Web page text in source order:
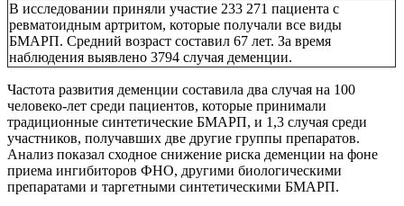
В исследовании приняли участие 233 271 пациента с
ревматоидным артритом, которые получали все виды
БМАРП. Средний возраст составил 67 лет. За время
наблюдения выявлено 3794 случая деменции.
Частота развития деменции составила два случая на 100
человеко-лет среди пациентов, которые принимали
традиционные синтетические БМАРП, и 1,3 случая среди
участников, получавших две другие группы препаратов.
Анализ показал сходное снижение риска деменции на фоне
приема ингибиторов ФНО, другими биологическими
препаратами и таргетными синтетическими БМАРП.